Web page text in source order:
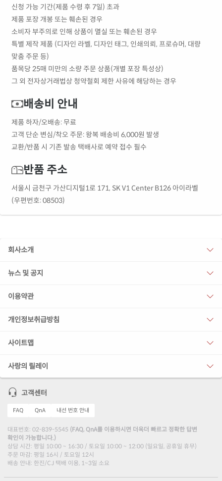
신청 가능 기간(제품 수령 후 7일) 초과
제품 포장 개봉 또는 훼손된 경우
소비자 부주의로 인해 상품이 멸실 또는 훼손된 경우
특별 제작 제품 (디자인 라벨, 디자인 태그, 인쇄의뢰, 프로슈머, 대량
맞춤 주문 등)
품목당 25매 미만의 소량 주문 상품(개별 포장 특성상)
그 외 전자상거래법상 청약철회 제한 사유에 해당하는 경우
배송비 안내
제품 하자/오배송: 무료
고객 단순 변심/착오 주문: 왕복 배송비 6,000원 발생
교환/반품 시 기존 발송 택배사로 예약 접수 필수
반품 주소
서울시 금천구 가산디지털1로 171, SK V1 Center B126 아이라벨
(우편번호: 08503)
회사소개
뉴스 및 공지
이용약관
개인정보취급방침
사이트맵
사랑의 릴레이
고객센터
FAQ QnA 내선 번호 안내
대표번호: 02-839-5545 (FAQ, QnA를 이용하시면 더욱더 빠르고 정확한 답변
확인이 가능합니다.)
상담 시간: 평일 10:00 ~ 16:30 / 토요일 10:00 ~ 12:00 (일요일, 공휴일 휴무)
주문 마감: 평일 16시 / 토요일 12시
배송 안내: 한진/CJ 택배 이용, 1~3일 소요